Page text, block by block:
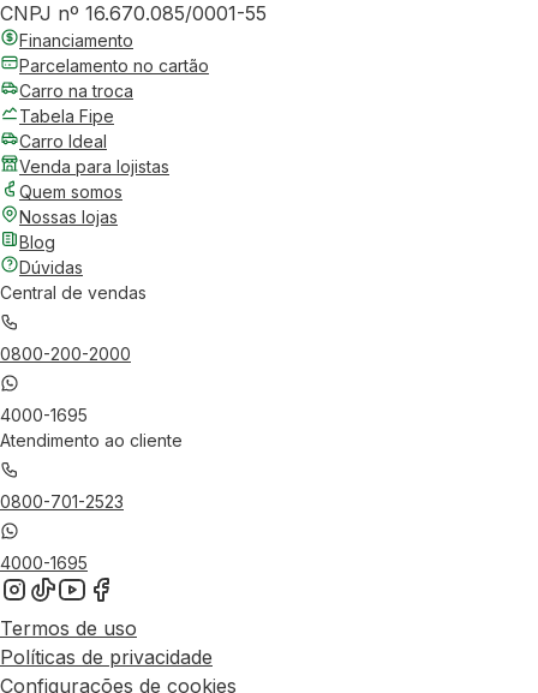
CNPJ nº 16.670.085/0001-55
Financiamento
Parcelamento no cartão
Carro na troca
Tabela Fipe
Carro Ideal
Venda para lojistas
Quem somos
Nossas lojas
Blog
Dúvidas
Central de vendas
0800-200-2000
4000-1695
Atendimento ao cliente
0800-701-2523
4000-1695
Termos de uso
Políticas de privacidade
Configurações de cookies